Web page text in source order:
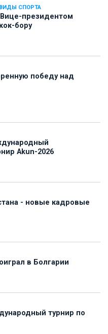
СПОРТА
Вице-президентом
бору
победу над
Akun-2026
- новые кадровые
в Болгарии
турнир по